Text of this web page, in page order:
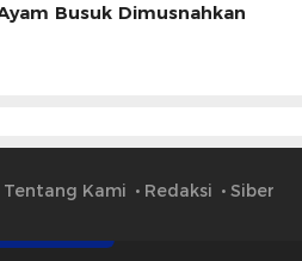
Busuk Dimusnahkan
Tentang Kami Redaksi Siber